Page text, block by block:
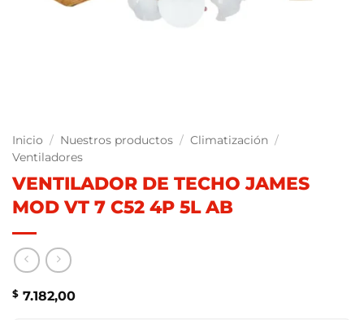
Inicio / Nuestros productos / Climatización /
Ventiladores
VENTILADOR DE TECHO JAMES
MOD VT 7 C52 4P 5L AB
$ 7.182,00